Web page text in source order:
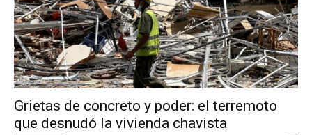
Grietas de concreto y poder: el terremoto
que desnudó la vivienda chavista